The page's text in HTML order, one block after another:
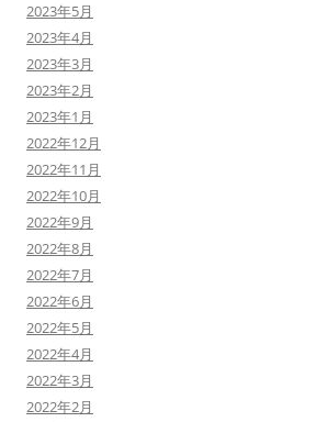
2023年5月
2023年4月
2023年3月
2023年2月
2023年1月
2022年12月
2022年11月
2022年10月
2022年9月
2022年8月
2022年7月
2022年6月
2022年5月
2022年4月
2022年3月
2022年2月